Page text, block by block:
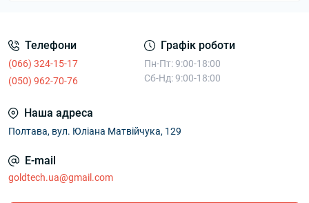
Телефони
(066) 324-15-17
(050) 962-70-76
Графік роботи
Пн-Пт: 9:00-18:00
Сб-Нд: 9:00-18:00
Наша адреса
Полтава, вул. Юліана Матвійчука, 129
E-mail
goldtech.ua@gmail.com